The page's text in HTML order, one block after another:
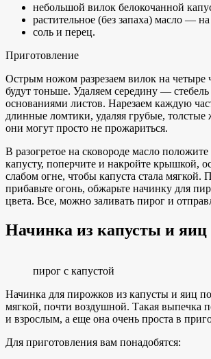
небольшой вилок белокочанной
растительное (без запаха) масло —
соль и перец.
Приготовление
Острым ножом разрезаем вилок на четыре
будут тоньше. Удаляем середину —
основаниями листов. Нарезаем каждую
длинные ломтики, удаляя грубые, толстые
они могут просто не прожариться.
В разогретое на сковороде масло
капусту, поперчите и накройте крышкой,
слабом огне, чтобы капуста стала мягкой.
прибавьте огонь, обжарьте начинку для
цвета. Все, можно заливать пирог и
Начинка из капусты и яиц
пирог с капустой
Начинка для пирожков из капусты и яиц
мягкой, почти воздушной. Такая выпечка
и взрослым, а еще она очень проста в
Для приготовления вам понадобятся: